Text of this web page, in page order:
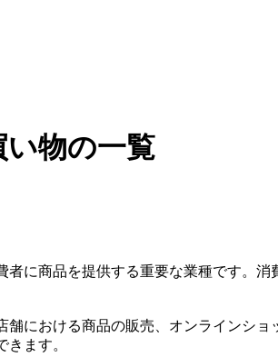
物の一覧
に商品を提供する重要な業種です。
における商品の販売、オンラインシ
ます。